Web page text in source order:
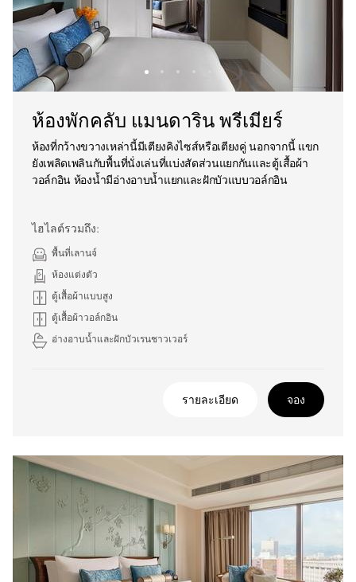
ห้องพักคลับ แมนดาริน พรีเมียร์
ห้องที่กว้างขวางเหล่านี้มีเตียงคิงไซส์หรือเตียงคู่ นอกจากนี้ แขก
ยังเพลิดเพลินกับพื้นที่นั่งเล่นที่แบ่งสัดส่วนแยกกันและตู้เสื้อผ้า
วอล์กอิน ห้องน้ำมีอ่างอาบน้ำแยกและฝักบัวแบบวอล์กอิน
ไฮไลต์รวมถึง:
พื้นที่เลานจ์
ห้องแต่งตัว
ตู้เสื้อผ้าแบบสูง
ตู้เสื้อผ้าวอล์กอิน
อ่างอาบน้ำและฝักบัวเรนชาวเวอร์
รายละเอียด จอง